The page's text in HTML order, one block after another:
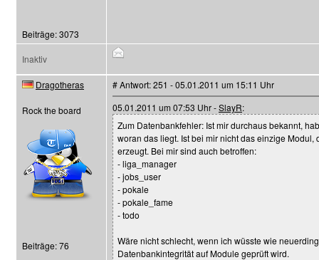
Beiträge: 3073
Inaktiv
Dragotheras
Rock the board
Beiträge: 76
# Antwort: 251 - 05.01.2011 um 15:11 Uhr
05.01.2011 um 07:53 Uhr -SlayR:
Zum Datenbankfehler: Ist mir durchaus bekannt,
woran das liegt. Ist bei mir nicht das einzige Modul,
erzeugt. Bei mir sind auch betroffen:
- liga_manager
- jobs_user
- pokale
- pokale_fame
- todo
Wäre nicht schlecht, wenn ich wüsste wie
Datenbankintegrität auf Module geprüft wird.